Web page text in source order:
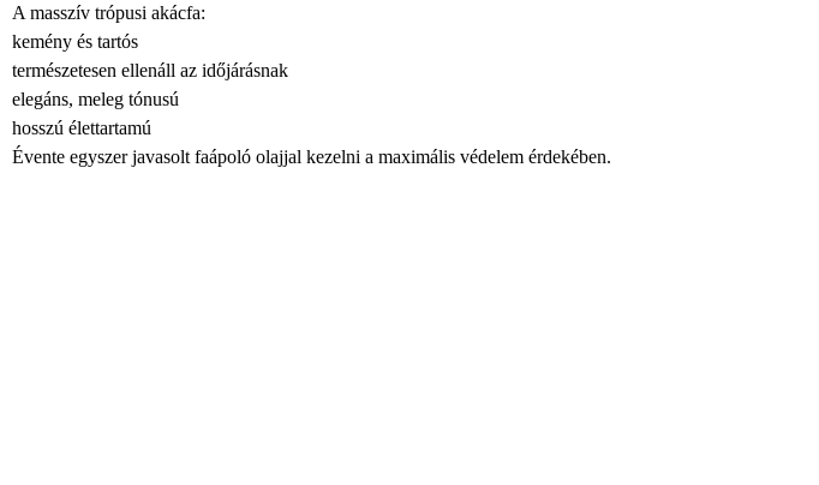
A masszív trópusi akácfa:
kemény és tartós
természetesen ellenáll az időjárásnak
elegáns, meleg tónusú
hosszú élettartamú
Évente egyszer javasolt faápoló olajjal kezelni a maximális védelem érdekében.